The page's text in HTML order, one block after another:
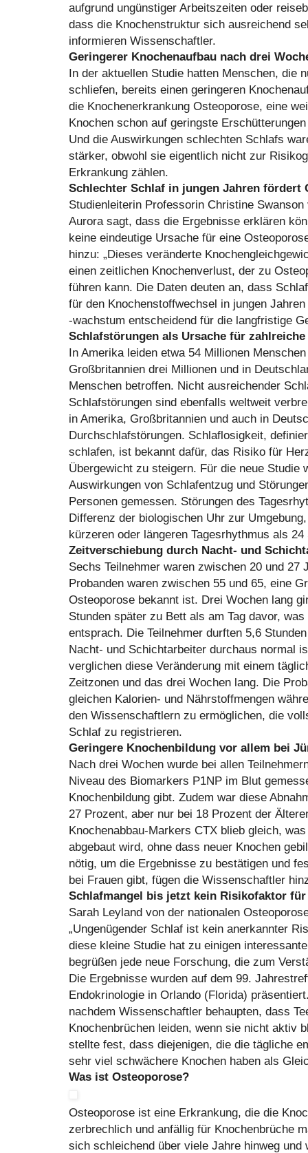
aufgrund ungünstiger Arbeitszeiten oder
dass die Knochenstruktur sich ausreichend
informieren Wissenschaftler.
Geringerer Knochenaufbau nach drei
In der aktuellen Studie hatten Menschen, die
schliefen, bereits einen geringeren
die Knochenerkrankung Osteoporose, eine
Knochen schon auf geringste
Und die Auswirkungen schlechten Schlafs
stärker, obwohl sie eigentlich nicht zur
Erkrankung zählen.
Schlechter Schlaf in jungen Jahren fördert
Studienleiterin Professorin Christine
Aurora sagt, dass die Ergebnisse erklären
keine eindeutige Ursache für eine
hinzu: „Dieses veränderte
einen zeitlichen Knochenverlust, der zu
führen kann. Die Daten deuten an, dass
für den Knochenstoffwechsel in jungen
-wachstum entscheidend für die langfristige
Schlafstörungen als Ursache für
In Amerika leiden etwa 54 Millionen
Großbritannien drei Millionen und in
Menschen betroffen. Nicht ausreichender
Schlafstörungen sind ebenfalls weltweit
in Amerika, Großbritannien und auch in
Durchschlafstörungen. Schlaflosigkeit,
schlafen, ist bekannt dafür, das Risiko für
Übergewicht zu steigern. Für die neue Studie
Auswirkungen von Schlafentzug und
Personen gemessen. Störungen des
Differenz der biologischen Uhr zur
kürzeren oder längeren Tagesrhythmus als 24
Zeitverschiebung durch Nacht- und
Sechs Teilnehmer waren zwischen 20 und 27
Probanden waren zwischen 55 und 65, eine
Osteoporose bekannt ist. Drei Wochen lang
Stunden später zu Bett als am Tag davor,
entsprach. Die Teilnehmer durften 5,6
Nacht- und Schichtarbeiter durchaus normal
verglichen diese Veränderung mit einem
Zeitzonen und das drei Wochen lang. Die
gleichen Kalorien- und Nährstoffmengen
den Wissenschaftlern zu ermöglichen, die
Schlaf zu registrieren.
Geringere Knochenbildung vor allem bei
Nach drei Wochen wurde bei allen
Niveau des Biomarkers P1NP im Blut
Knochenbildung gibt. Zudem war diese
27 Prozent, aber nur bei 18 Prozent der
Knochenabbau-Markers CTX blieb gleich,
abgebaut wird, ohne dass neuer Knochen
nötig, um die Ergebnisse zu bestätigen und
bei Frauen gibt, fügen die Wissenschaftler
Schlafmangel bis jetzt kein Risikofaktor
Sarah Leyland von der nationalen
„Ungenügender Schlaf ist kein anerkannter
diese kleine Studie hat zu einigen
begrüßen jede neue Forschung, die zum
Die Ergebnisse wurden auf dem 99.
Endokrinologie in Orlando (Florida)
nachdem Wissenschaftler behaupten, dass
Knochenbrüchen leiden, wenn sie nicht aktiv
stellte fest, dass diejenigen, die die tägliche
sehr viel schwächere Knochen haben als
Was ist Osteoporose?
Osteoporose ist eine Erkrankung, die die
zerbrechlich und anfällig für Knochenbrüche
sich schleichend über viele Jahre hinweg